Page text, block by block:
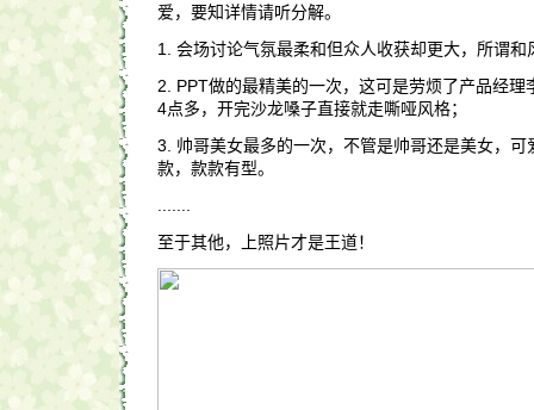
爱，要知详情请听分解。
1. 会场讨论气氛最柔和但众人收获却更大，所谓和
2. PPT做的最精美的一次，这可是劳烦了产品经理
4点多，开完沙龙嗓子直接就走嘶哑风格；
3. 帅哥美女最多的一次，不管是帅哥还是美女，可
款，款款有型。
至于其他，上照片才是王道！